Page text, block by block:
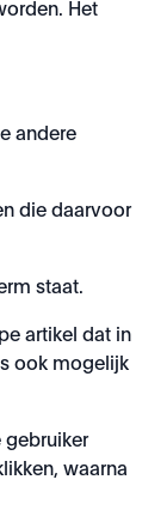
Het
andere
die daarvoor
staat.
artikel dat in
ook mogelijk
gebruiker
waarna